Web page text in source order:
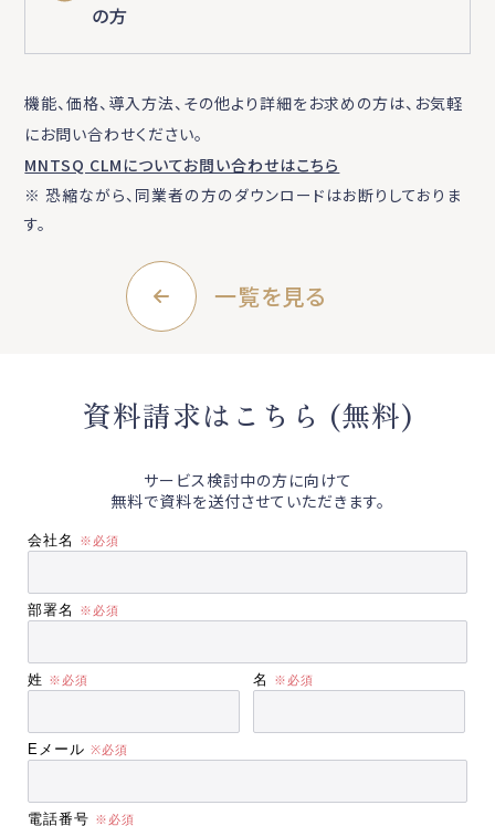
の方
機能、価格、導入方法、その他より詳細をお求めの方は、お気軽
にお問い合わせください。
MNTSQ CLMについてお問い合わせはこちら
※ 恐縮ながら、同業者の方のダウンロードはお断りしておりま
す。
一覧を見る
資料請求はこちら (無料)
サービス検討中の方に向けて
無料で資料を送付させていただきます。